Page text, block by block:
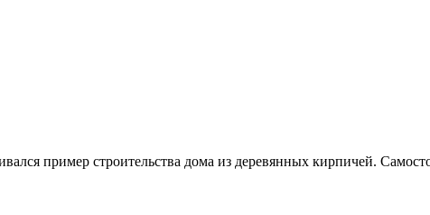
пример строительства дома из деревянных кирпичей.